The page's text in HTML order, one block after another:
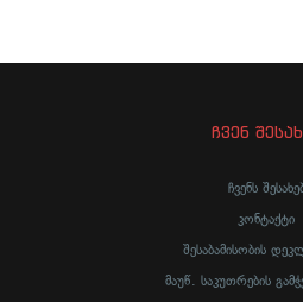
ჩვენ
ჩვენს
კონტაქტი
შესაბამისობის
მაუწ. საკუთრების